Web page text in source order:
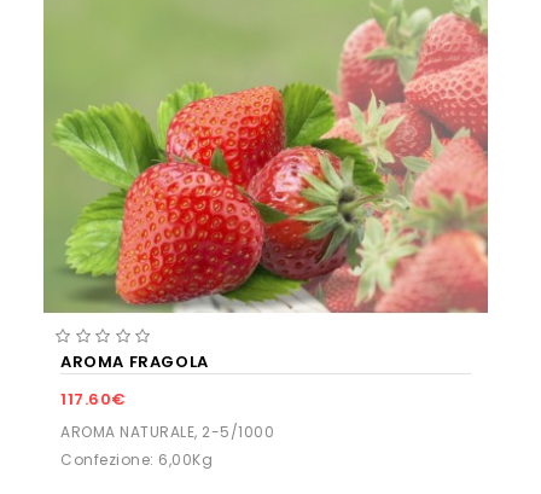
AROMA FRAGOLA
117.60€
AROMA NATURALE, 2-5/1000
Confezione: 6,00Kg